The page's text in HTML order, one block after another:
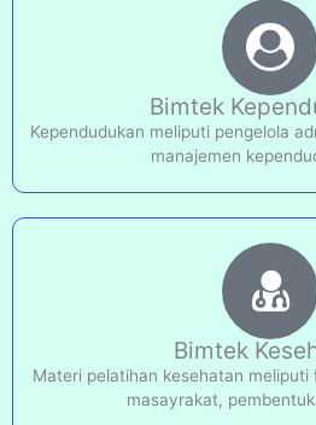
Bimtek
Kependudukan meliputi pengelola
manajemen
Bimtek
Materi pelatihan kesehatan
masayrakat,